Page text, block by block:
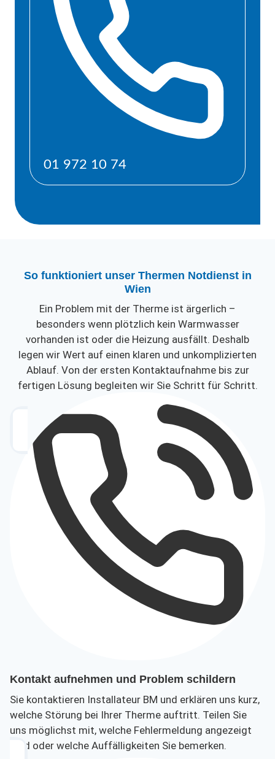
01 972 10 74
So funktioniert unser Thermen Notdienst in
Wien
Ein Problem mit der Therme ist ärgerlich –
besonders wenn plötzlich kein Warmwasser
vorhanden ist oder die Heizung ausfällt. Deshalb
legen wir Wert auf einen klaren und unkomplizierten
Ablauf. Von der ersten Kontaktaufnahme bis zur
fertigen Lösung begleiten wir Sie Schritt für Schritt.
Kontakt aufnehmen und Problem schildern
Sie kontaktieren Installateur BM und erklären uns kurz,
welche Störung bei Ihrer Therme auftritt. Teilen Sie
uns möglichst mit, welche Fehlermeldung angezeigt
wird oder welche Auffälligkeiten Sie bemerken.